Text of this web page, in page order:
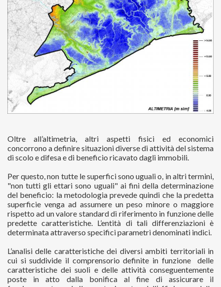
Oltre all’altimetria, altri aspetti fisici ed economici
concorrono a definire situazioni diverse di attività del sistema
di scolo e difesa e di beneficio ricavato dagli immobili.
Per questo, non tutte le superfici sono uguali o, in altri termini,
"non tutti gli ettari sono uguali" ai fini della determinazione
del beneficio: la metodologia prevede quindi che la predetta
superficie venga ad assumere un peso minore o maggiore
rispetto ad un valore standard di riferimento in funzione delle
predette caratteristiche. L’entità di tali differenziazioni è
determinata attraverso specifici parametri denominati indici.
L’analisi delle caratteristiche dei diversi ambiti territoriali in
cui si suddivide il comprensorio definite in funzione delle
caratteristiche dei suoli e delle attività conseguentemente
poste in atto dalla bonifica al fine di assicurare il